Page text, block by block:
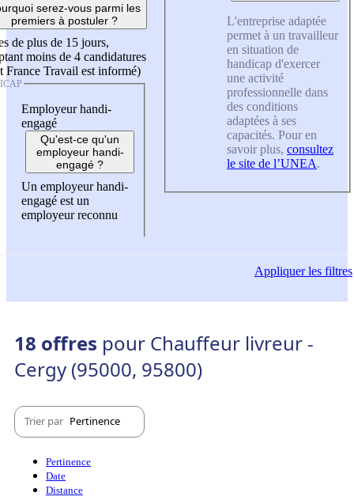
serez-vous parmi les
premiers à postuler ?
de plus de 15 jours,
moins de 4 candidatures
France Travail est informé)
Employeur handi-
engagé
Qu'est-ce qu'un
employeur handi-
engagé ?
Un employeur handi-
engagé est un
employeur reconnu
L'entreprise adaptée
permet à un travailleur
en situation de
handicap d'exercer
une activité
professionnelle dans
des conditions
adaptées à ses
capacités. Pour en
savoir plus, consultez
le site de l’UNEA.
Appliquerles filtres
18 offres pour Chauffeur livreur -
Cergy (95000, 95800)
Trier par Pertinence
Pertinence
Date
Distance